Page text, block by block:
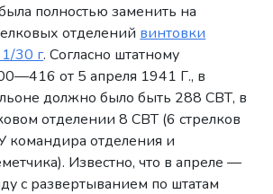
полностью заменить на
отделений винтовки
30 г. Согласно штатному
от 5 апреля 1941 Г., в
должно было быть 288 СВТ, в
отделении 8 СВТ (6 стрелков
командира отделения и
Известно, что в апреле —
с развертыванием по штатам